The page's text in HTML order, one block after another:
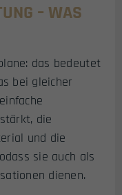
– WAS
das bedeutet
bei gleicher
die
und die
sie auch als
dienen.